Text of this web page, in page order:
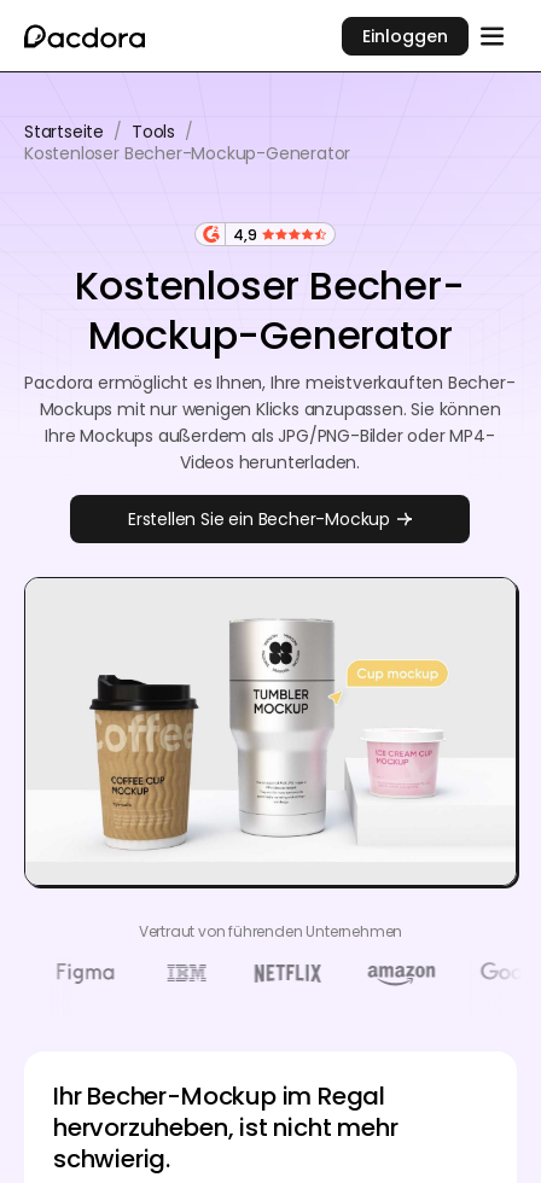
Einloggen
Startseite / Tools /
Kostenloser Becher-Mockup-Generator
4,9
Kostenloser Becher-
Mockup-Generator
Pacdora ermöglicht es Ihnen, Ihre meistverkauften Becher-
Mockups mit nur wenigen Klicks anzupassen. Sie können
Ihre Mockups außerdem als JPG/PNG-Bilder oder MP4-
Videos herunterladen.
Erstellen Sie ein Becher-Mockup
Vertraut von führenden Unternehmen
Ihr Becher-Mockup im Regal
hervorzuheben, ist nicht mehr
schwierig.